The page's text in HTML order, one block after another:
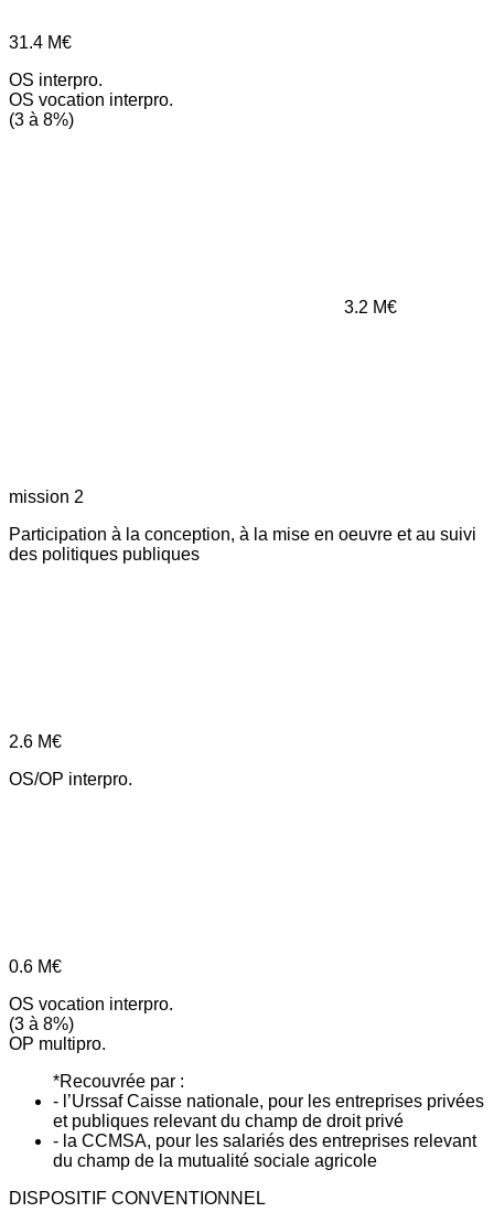
31.4 M€
OS interpro.
OS vocation interpro.
(3 à 8%)
3.2 M€
mission 2
Participation à la conception, à la mise en oeuvre et au suivi
des politiques publiques
2.6 M€
OS/OP interpro.
0.6 M€
OS vocation interpro.
(3 à 8%)
OP multipro.
*Recouvrée par :
- l’Urssaf Caisse nationale, pour les entreprises privées
et publiques relevant du champ de droit privé
- la CCMSA, pour les salariés des entreprises relevant
du champ de la mutualité sociale agricole
DISPOSITIF CONVENTIONNEL